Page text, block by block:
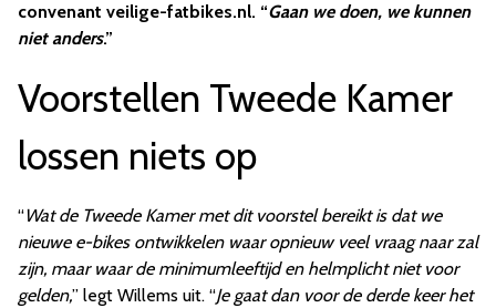
convenant veilige-fatbikes.nl. “Gaan we doen, we kunnen
niet anders.”
Voorstellen Tweede Kamer
lossen niets op
“Wat de Tweede Kamer met dit voorstel bereikt is dat we
nieuwe e-bikes ontwikkelen waar opnieuw veel vraag naar zal
zijn, maar waar de minimumleeftijd en helmplicht niet voor
gelden,” legt Willems uit. “Je gaat dan voor de derde keer het